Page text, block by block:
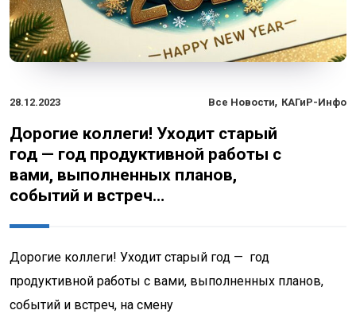
28.12.2023 Все Новости, КАГиР-Инфо
Дорогие коллеги! Уходит старый
год — год продуктивной работы с
вами, выполненных планов,
событий и встреч…
Дорогие коллеги! Уходит старый год — год
продуктивной работы с вами, выполненных планов,
событий и встреч, на смену